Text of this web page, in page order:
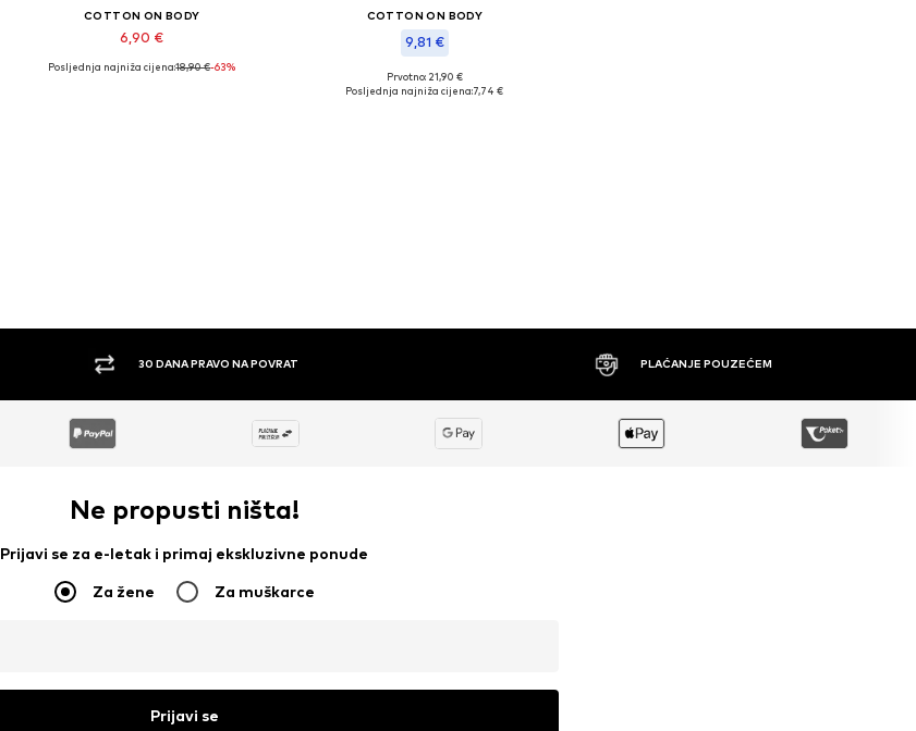
COTTON ON BODY
6,90 €
Dostupne veličine: S, M, L
Posljednja najniža cijena:18,90 €-63%
COTTON ON BODY
9,81 €
Dostupne veličine: L
Prvotno: 21,90 €
Posljednja najniža cijena:7,74 €
30 DANA PRAVO NA POVRAT PLAĆANJE POUZEĆEM
Ne propusti ništa!
Prijavi se za e-letak i primaj ekskluzivne ponude
Za žene Za muškarce
Prijavi se